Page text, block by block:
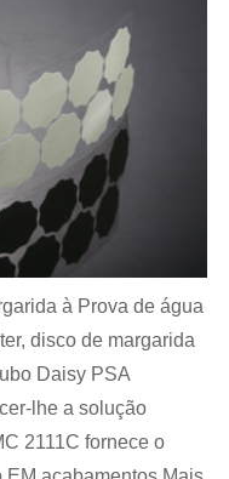
à Prova de água
disco de margarida
Daisy PSA
lhe a solução
2111C fornece o